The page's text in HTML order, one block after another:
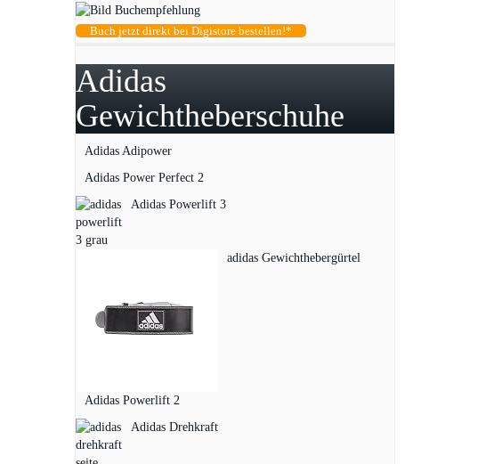
Buch jetzt direkt bei Digistore bestellen!*
Adidas
Gewichtheberschuhe
Adidas Adipower
Adidas Power Perfect 2
Adidas Powerlift 3
adidas Gewichthebergürtel
Adidas Powerlift 2
Adidas Drehkraft